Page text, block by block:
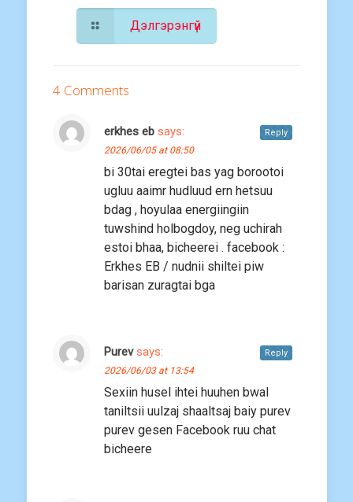
Дэлгэрэнгүй
4 Comments
erkhes eb says:
2026/06/05 at 08:50
bi 30tai eregtei bas yag borootoi
ugluu aaimr hudluud ern hetsuu
bdag , hoyulaa energiingiin
tuwshind holbogdoy, neg uchirah
estoi bhaa, bicheerei . facebook :
Erkhes EB / nudnii shiltei piw
barisan zuragtai bga
Reply
Purev says:
2026/06/03 at 13:54
Sexiin husel ihtei huuhen bwal
taniltsii uulzaj shaaltsaj baiy purev
purev gesen Facebook ruu chat
bicheere
Reply